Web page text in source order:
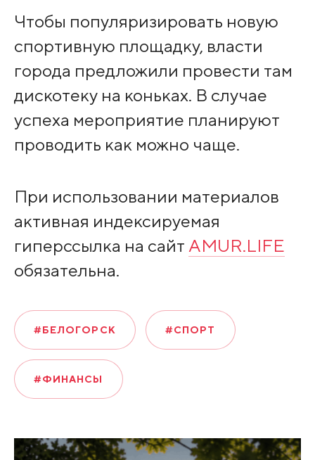
Чтобы популяризировать новую
спортивную площадку, власти
города предложили провести там
дискотеку на коньках. В случае
успеха мероприятие планируют
проводить как можно чаще.
При использовании материалов
активная индексируемая
гиперссылка на сайт AMUR.LIFE
обязательна.
#БЕЛОГОРСК #СПОРТ
#ФИНАНСЫ